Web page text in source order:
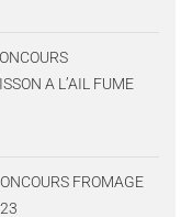
A L’AIL FUME
FROMAGE